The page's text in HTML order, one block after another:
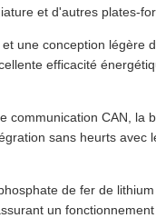
et d'autres plates-
une conception légère
efficacité
communication CAN, la
sans heurts
de fer de
un